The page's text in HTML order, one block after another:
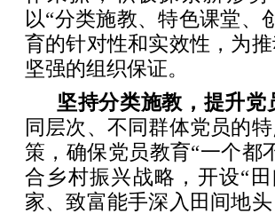
以“分类施教、特色课堂、
育的针对性和实效性，为
坚强的组织保证。
坚持分类施教，提升党
同层次、不同群体党员的
策，确保党员教育“一个都
合乡村振兴战略，开设“
家、致富能手深入田间地